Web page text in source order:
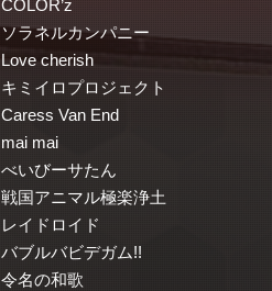
COLOR’z
ソラネルカンパニー
Love cherish
キミイロプロジェクト
Caress Van End
mai mai
べいびーサたん
戦国アニマル極楽浄土
レイドロイド
バブルバビデガム!!
令名の和歌